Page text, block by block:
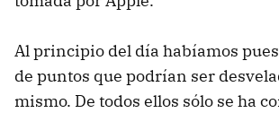
Al principio del día habíamos
de puntos que podrían ser
mismo. De todos ellos sólo se ha